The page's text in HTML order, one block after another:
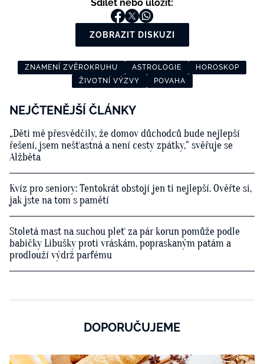
Sdílet nebo uložit:
ZOBRAZIT DISKUZI
ZNAMENÍ ZVĚROKRUHU ASTROLOGIE
HOROSKOP
ŽIVOTNÍ VÝZVY
POVAHA
NEJČTENĚJŠÍ ČLÁNKY
„Děti mě přesvědčily, že domov důchodců bude nejlepší
řešení, jsem nešťastná a není cesty zpátky,“ svěřuje se
Alžběta
Kvíz pro seniory: Tentokrát obstojí jen ti nejlepší. Ověřte si,
jak jste na tom s pamětí
Stoletá mast na suchou pleť za pár korun pomůže podle
babičky Libušky proti vráskám, popraskaným patám a
prodlouží výdrž parfému
DOPORUČUJEME